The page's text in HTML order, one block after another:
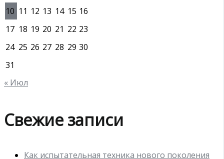
10 11 12 13 14 15 16
17 18 19 20 21 22 23
24 25 26 27 28 29 30
31
« Июл
Свежие записи
Как испытательная техника нового поколения